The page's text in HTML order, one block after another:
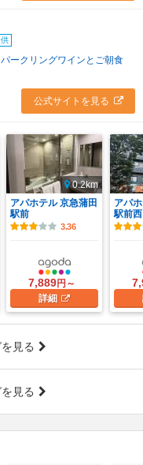
ークリングワインとご朝食
公式サイトを見る
0.2km
アパホテル 京急蒲田
駅前
3.36
7,889円～
詳細
アパ
駅前西
見る
見る